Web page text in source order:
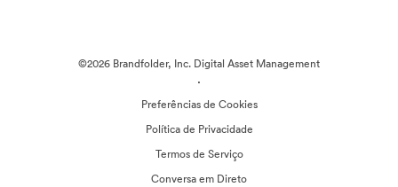
©2026 Brandfolder, Inc. Digital Asset Management
·
Preferências de Cookies
Política de Privacidade
Termos de Serviço
Conversa em Direto